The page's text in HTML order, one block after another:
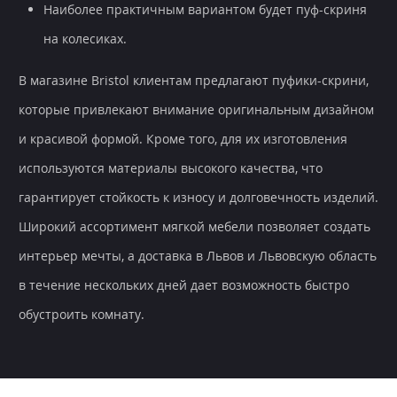
Наиболее практичным вариантом будет пуф-скриня
на колесиках.
В магазине Bristol клиентам предлагают пуфики-скрини,
которые привлекают внимание оригинальным дизайном
и красивой формой. Кроме того, для их изготовления
используются материалы высокого качества, что
гарантирует стойкость к износу и долговечность изделий.
Широкий ассортимент мягкой мебели позволяет создать
интерьер мечты, а доставка в Львов и Львовскую область
в течение нескольких дней дает возможность быстро
обустроить комнату.